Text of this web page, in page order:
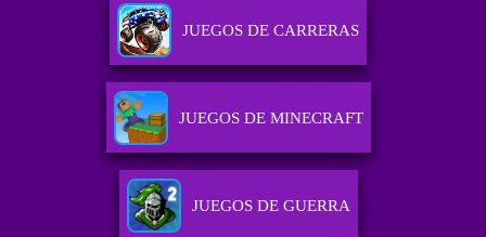
JUEGOS DE CARRERAS
JUEGOS DE MINECRAFT
JUEGOS DE GUERRA